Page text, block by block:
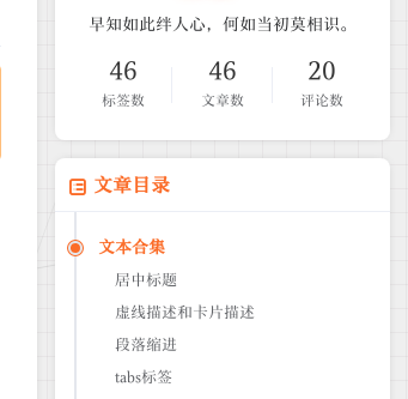
早知如此绊人心，何如当初莫相识。
46
标签数
46
文章数
20
评论数
文章目录
文本合集
居中标题
虚线描述和卡片描述
段落缩进
tabs标签